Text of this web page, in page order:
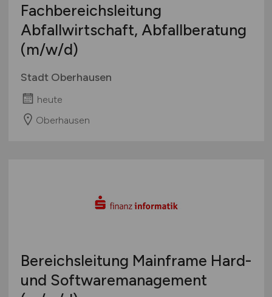
Fachbereichsleitung
Abfallwirtschaft, Abfallberatung
(m/w/d)
Stadt Oberhausen
heute
Oberhausen
Bereichsleitung Mainframe Hard-
und Softwaremanagement